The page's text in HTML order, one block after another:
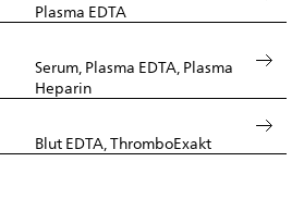
Plasma EDTA
Serum, Plasma EDTA, Plasma
Heparin
Blut EDTA, ThromboExakt